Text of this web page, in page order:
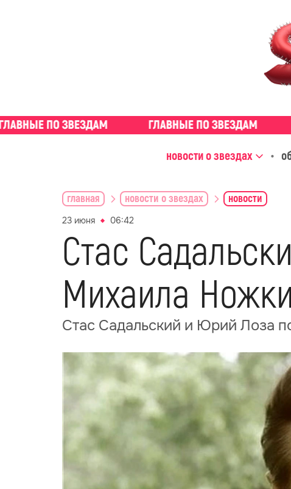
новости о звездах
главная новости о звездах новости
23 июня 06:42
Стас
Михаила
Стас Садальский и Юрий Лоза